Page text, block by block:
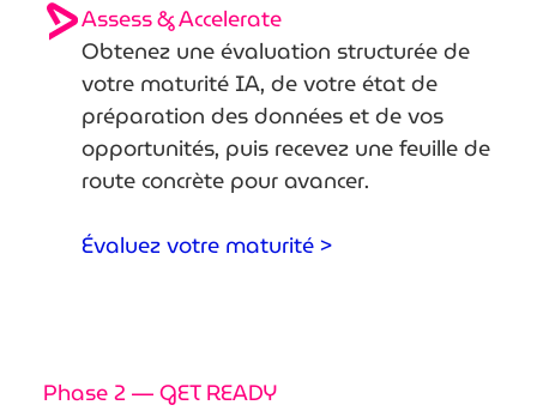
Assess & Accelerate
Obtenez une évaluation structurée de
votre maturité IA, de votre état de
préparation des données et de vos
opportunités, puis recevez une feuille de
route concrète pour avancer.
Évaluez votre maturité >
Phase 2 — GET READY